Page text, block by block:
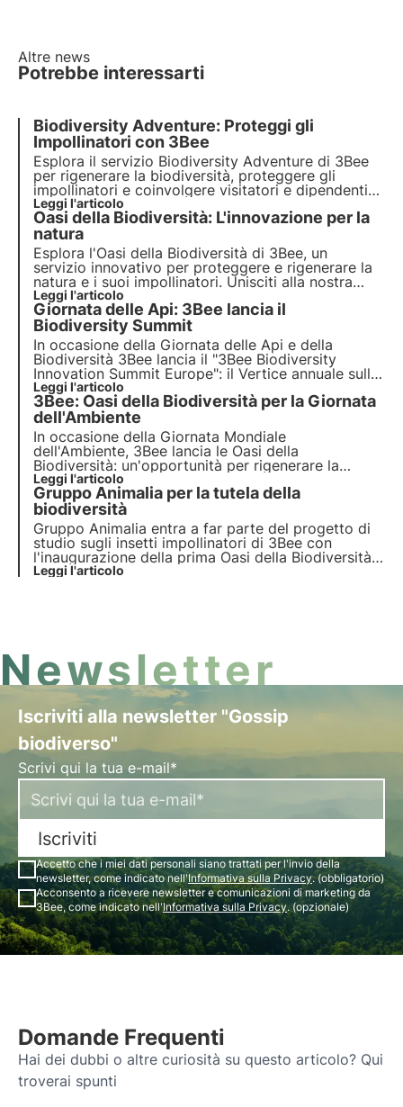
Altre news
Potrebbe interessarti
Biodiversity Adventure: Proteggi gli
Impollinatori con 3Bee
Esplora il servizio Biodiversity Adventure di 3Bee
per rigenerare la biodiversità, proteggere gli
impollinatori e coinvolgere visitatorie dipendenti
nel tuo stabilimento. Agisci ora per un futuro
sostenibile!
Leggi l'articolo
Oasi della Biodiversità: L'innovazione per la
natura
Esplora l'Oasi della Biodiversità di 3Bee, un
servizio innovativo per proteggere e rigenerare la
natura e i suoi impollinatori. Unisciti alla nostra
mission e scopri come la
biodiversitàsi incontrano per creare un
verde per le aziende e il pianeta.
Leggi l'articolo
Giornata delle Api: 3Bee lancia il
Biodiversity Summit
In occasione della Giornata delle Api e della
Biodiversità 3Bee lancia il "3Bee Biodiversity
Innovation Summit Europe": il Vertice annuale sulla
biodiversità per definire i
nell'approccio alla tutela della biodiversità nelle
imprese e nell'economia internazionale.
Leggi l'articolo
3Bee: Oasi della Biodiversità per la Giornata
dell'Ambiente
In occasione della Giornata Mondiale
dell'Ambiente, 3Bee lancia le Oasi della
Biodiversità: un'opportunità per rigenerare la
naturae preservare gli
e scopri come la nostra missione combina
tecnologiaall'avanguardia e
Leggi l'articolo
Gruppo Animalia per la tutela della
biodiversità
Gruppo Animalia entra a far parte del progetto di
studio sugli insetti impollinatori di 3Bee con
l'inaugurazione della prima Oasi della Biodiversità,
costituita da 200 alberi nettariferi dislocati in tre
Leggi l'articolo
Newsletter
Iscriviti alla newsletter "Gossip
biodiverso"
Scrivi qui la tua e-mail*
Iscriviti
Accetto che i miei dati personali siano trattati per l'invio della
newsletter, come indicato nell'Informativa sulla Privacy. (obbligatorio)
Acconsento a ricevere newsletter e comunicazioni di marketing da
3Bee, come indicato nell'Informativa sulla Privacy. (opzionale)
Domande Frequenti
Hai dei dubbi o altre curiosità su questo articolo? Qui
troverai spunti